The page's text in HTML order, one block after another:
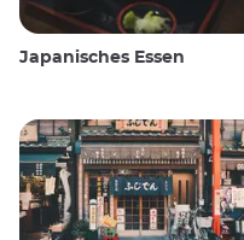
Japanisches Essen